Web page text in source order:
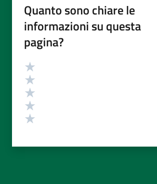
Quanto sono chiare le
informazioni su questa
pagina?
Valutazione